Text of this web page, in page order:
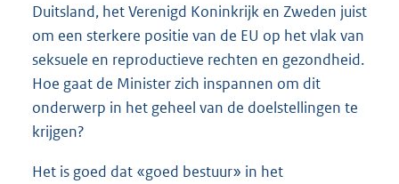
Duitsland, het Verenigd Koninkrijk en Zweden juist
om een sterkere positie van de EU op het vlak van
seksuele en reproductieve rechten en gezondheid.
Hoe gaat de Minister zich inspannen om dit
onderwerp in het geheel van de doelstellingen te
krijgen?
Het is goed dat «goed bestuur» in het